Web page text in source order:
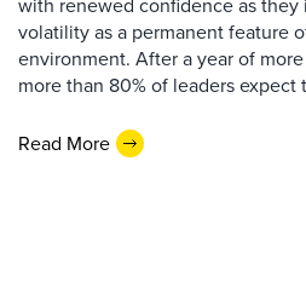
volatility as a permanent feature
environment. After a year of
more than 80% of leaders expect
Read More